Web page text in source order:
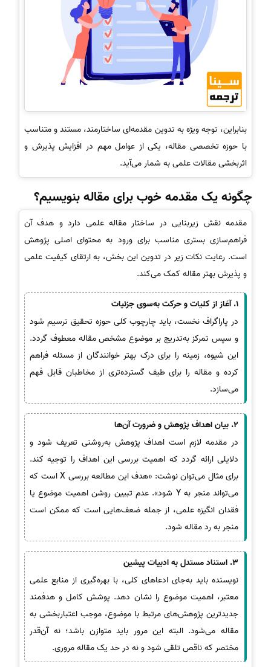
بنابراین، توجه ویژه به تدوین مقدمه‌ای ساختارمند، مستند و متناسب
با حوزه تخصصی مقاله، یکی از عوامل مهم در افزایش پذیرش و
اثربخشی مقالات علمی به شمار می‌آید.
چگونه یک مقدمه خوب برای مقاله بنویسیم؟
مقدمه نقش زیربنایی در ساختار مقاله علمی دارد و هدف آن
فراهم‌سازی بستری مناسب برای ورود به محتوای اصلی پژوهش
است. رعایت نکات زیر در تدوین این بخش، به ارتقای کیفیت علمی
و پذیرش بهتر مقاله کمک می‌کند.
1. آغاز از کلیات و حرکت به‌سوی جزئیات
در پاراگراف نخست، باید چارچوب کلی حوزه تحقیق ترسیم شود
و سپس تمرکز به‌تدریج بر موضوع مشخص مقاله معطوف گردد.
این شیوه، زمینه را برای درک بهتر خوانندگان از مسئله فراهم
کرده و مقاله را برای طیف گسترده‌تری از مخاطبان قابل فهم
می‌سازد.
2. بیان اهداف پژوهش و ضرورت آن‌ها
در مقدمه لازم است اهداف پژوهش به‌روشنی تعریف شود و
دلایلی ارائه گردد که اهمیت بررسی این اهداف را توجیه کند.
برای مثال می‌توان نوشت: «هدف این مطالعه بررسی X است که
می‌تواند منجر به Y شود». عدم تبیین روشن اهمیت موضوع یا
فقدان انگیزه علمی، از جمله ضعف‌هایی است که ممکن است
منجر به رد مقاله شود.
3. استناد مستدل به ادبیات پیشین
نویسنده باید به‌جای ادعاهای کلی، با بهره‌گیری از منابع علمی
معتبر، اهمیت موضوع را نشان دهد. پوشش کامل و هدفمند
جدیدترین پژوهش‌های مرتبط با موضوع، موجب اعتباربخشی به
مقاله می‌شود. البته این مرور باید متوازن باشد؛ نه آن‌قدر
مختصر که ناقص تلقی شود و نه در حد یک مقاله مروری.